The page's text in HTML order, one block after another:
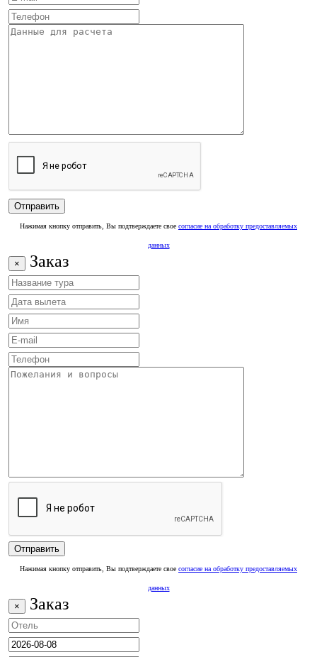
Нажимая кнопку отправить, Вы подтверждаете свое согласие на обработку предоставляемых
данных
× Заказ
Нажимая кнопку отправить, Вы подтверждаете свое согласие на обработку предоставляемых
данных
× Заказ